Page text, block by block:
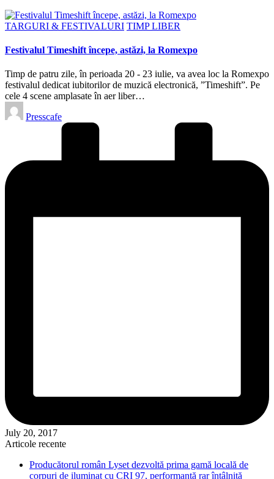
Posted
TARGURI & FESTIVALURI TIMP LIBER
Festivalul Timeshift începe, astăzi, la Romexpo
Timp de patru zile, în perioada 20 - 23 iulie, va avea loc la Romexpo
festivalul dedicat iubitorilor de muzică electronică, ”Timeshift”. Pe
cele 4 scene amplasate în aer liber…
Posted
by
Presscafe
July 20, 2017
Articole recente
Producătorul român Lyset dezvoltă prima gamă locală de
corpuri de iluminat cu CRI 97, performanță rar întâlnită